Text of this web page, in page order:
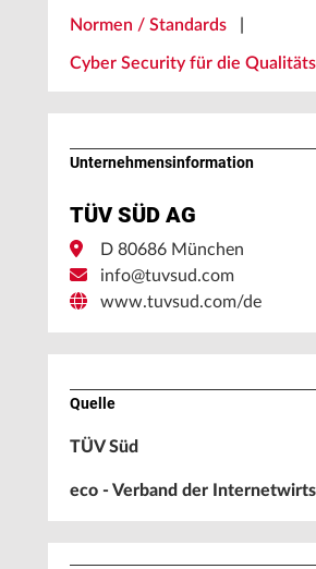
Normen / Standards
Cyber Security für die
Unternehmens­information
TÜV SÜD AG
D 80686 München
info@tuvsud.com
www.tuvsud.com/de
Quelle
TÜV Süd
eco - Verband der